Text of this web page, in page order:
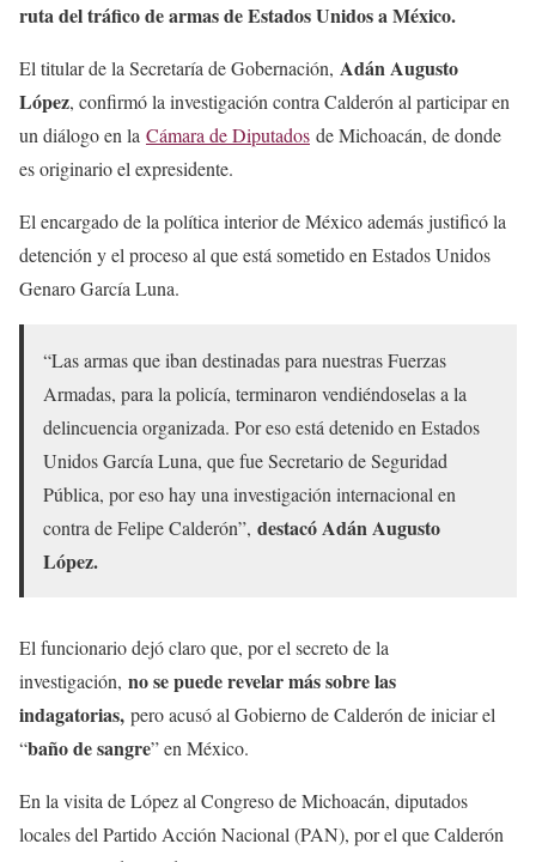
ruta del tráfico de armas de Estados Unidos a México.
El titular de la Secretaría de Gobernación, Adán Augusto
López, confirmó la investigación contra Calderón al participar en
un diálogo en la Cámara de Diputados de Michoacán, de donde
es originario el expresidente.
El encargado de la política interior de México además justificó la
detención y el proceso al que está sometido en Estados Unidos
Genaro García Luna.
“Las armas que iban destinadas para nuestras Fuerzas
Armadas, para la policía, terminaron vendiéndoselas a la
delincuencia organizada. Por eso está detenido en Estados
Unidos García Luna, que fue Secretario de Seguridad
Pública, por eso hay una investigación internacional en
contra de Felipe Calderón”, destacó Adán Augusto
López.
El funcionario dejó claro que, por el secreto de la
investigación, no se puede revelar más sobre las
indagatorias, pero acusó al Gobierno de Calderón de iniciar el
“baño de sangre” en México.
En la visita de López al Congreso de Michoacán, diputados
locales del Partido Acción Nacional (PAN), por el que Calderón